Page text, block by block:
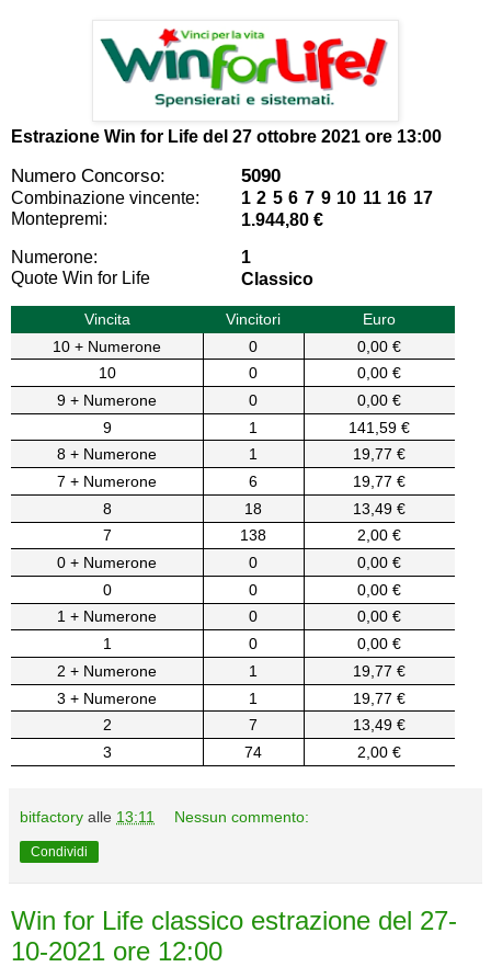
Estrazione Win for Life del 27 ottobre 2021 ore 13:00
Numero Concorso: 5090
Combinazione vincente:
1 2 5 6 7 9 10 11 16 17
Montepremi:
1.944,80 €
Numerone:
1
Quote Win for Life
Classico
Vincita Vincitori
Euro
10 + Numerone
0
0,00 €
10
0
0,00 €
9 + Numerone
0
0,00 €
9
1
141,59 €
8 + Numerone
1
19,77 €
7 + Numerone
6
19,77 €
8
18
13,49 €
7
138
2,00 €
0 + Numerone
0
0,00 €
0
0
0,00 €
1 + Numerone
0
0,00 €
1
0
0,00 €
2 + Numerone
1
19,77 €
3 + Numerone
1
19,77 €
2
7
13,49 €
3
74 2,00 €
bitfactory alle 13:11 Nessun commento:
Condividi
Win for Life classico estrazione del 27-
10-2021 ore 12:00